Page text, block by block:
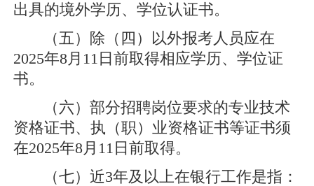
出具的境外学历、学位认证书。
（五）除（四）以外报考人员应在
2025年8月11日前取得相应学历、学位证
书。
（六）部分招聘岗位要求的专业技术
资格证书、执（职）业资格证书等证书须
在2025年8月11日前取得。
（七）近3年及以上在银行工作是指：